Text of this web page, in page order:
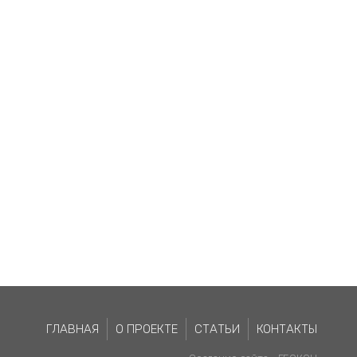
ГЛАВНАЯ О ПРОЕКТЕ СТАТЬИ КОНТАКТЫ